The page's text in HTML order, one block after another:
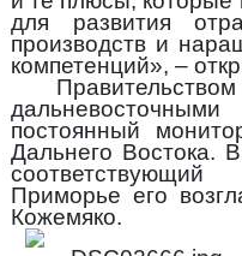
для развития
производств и
компетенций», –
постоянный
Дальнего Востока.
Приморье его
Кожемяко.